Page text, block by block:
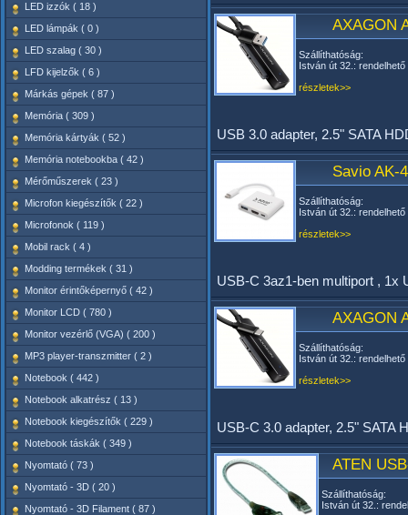
LED izzók ( 18 )
LED lámpák ( 0 )
LED szalag ( 30 )
LFD kijelzők ( 6 )
Márkás gépek ( 87 )
Memória ( 309 )
Memória kártyák ( 52 )
Memória notebookba ( 42 )
Mérőműszerek ( 23 )
Microfon kiegészítők ( 22 )
Microfonok ( 119 )
Mobil rack ( 4 )
Modding termékek ( 31 )
Monitor érintőképernyő ( 42 )
Monitor LCD ( 780 )
Monitor vezérlő (VGA) ( 200 )
MP3 player-transzmitter ( 2 )
Notebook ( 442 )
Notebook alkatrész ( 13 )
Notebook kiegészítők ( 229 )
Notebook táskák ( 349 )
Nyomtató ( 73 )
Nyomtató - 3D ( 20 )
Nyomtató - 3D Filament ( 87 )
AXAGON
Szállíthatóság:
István út 32.: rendelhető
részletek>>
USB 3.0 adapter, 2.5" SATA
Savio AK-
Szállíthatóság:
István út 32.: rendelhető
részletek>>
USB-C 3az1-ben multiport , 1x
AXAGON
Szállíthatóság:
István út 32.: rendelhető
részletek>>
USB-C 3.0 adapter, 2.5" SATA
ATEN
Szállíthatóság:
István út 32.: